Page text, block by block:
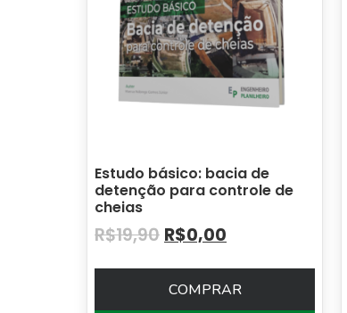
Estudo básico: bacia de
detenção para controle de
cheias
R$19,90R$0,00
COMPRAR